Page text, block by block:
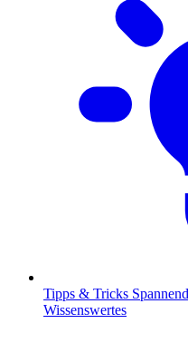
Tipps & Tricks
Wissenswertes